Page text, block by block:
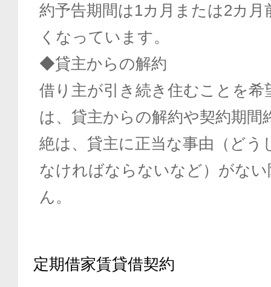
約予告期間は1カ月または2カ月
くなっています。
◆貸主からの解約
借り主が引き続き住むことを希
は、貸主からの解約や契約期間
絶は、貸主に正当な事由（どう
なければならないなど）がな
ん。
定期借家賃貸借契約